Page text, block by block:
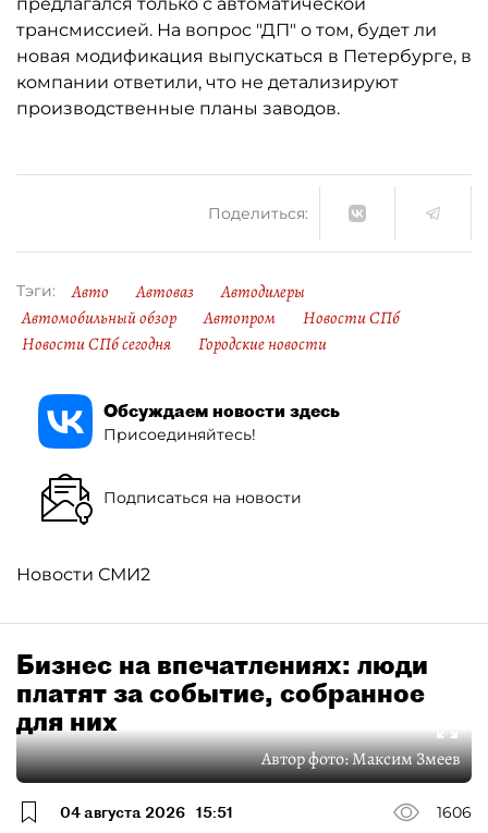
трансмиссией. На вопрос "ДП" о том, будет ли
новая модификация выпускаться в Петербурге, в
компании ответили, что не детализируют
производственные планы заводов.
Поделиться:
Тэги: Авто Автоваз
Автодилеры
Автомобильный обзор
Автопром
Новости СПб
Новости СПб сегодня
Городские новости
Обсуждаем новости здесь
Присоединяйтесь!
Подписаться на новости
Новости СМИ2
Бизнес на впечатлениях: люди
платят за событие, собранное
для них
Автор фото:Максим Змеев
04 августа 2026 15:51 1606